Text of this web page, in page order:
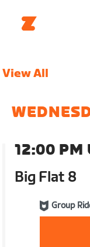
View All
12:00 PM
Big Flat 8
Group